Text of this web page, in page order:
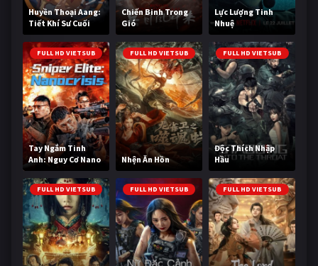
Huyền Thoại Aang:
Tiết Khí Sư Cuối
Cùng
Chiến Binh Trong
Gió
Lực Lượng Tinh
Nhuệ
FULL HD VIETSUB
Tay Ngắm Tinh
Anh: Nguy Cơ Nano
FULL HD VIETSUB
Nhện Ăn Hồn
FULL HD VIETSUB
Độc Thích Nhập
Hầu
FULL HD VIETSUB FULL HD VIETSUB FULL HD VIETSUB